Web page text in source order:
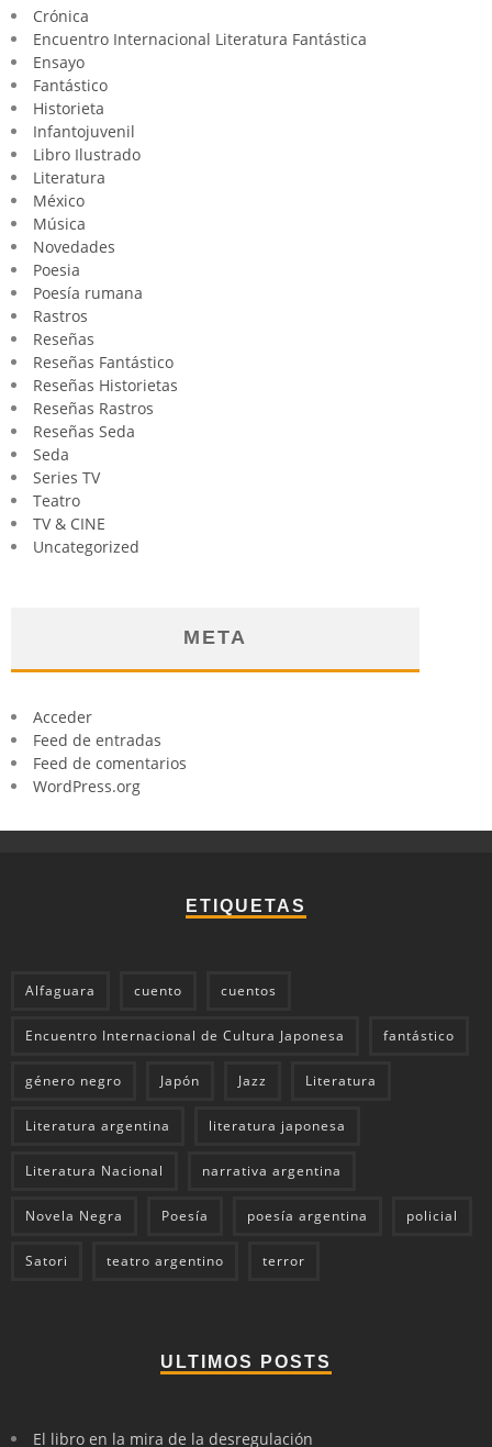
Crónica
Encuentro Internacional Literatura Fantástica
Ensayo
Fantástico
Historieta
Infantojuvenil
Libro Ilustrado
Literatura
México
Música
Novedades
Poesia
Poesía rumana
Rastros
Reseñas
Reseñas Fantástico
Reseñas Historietas
Reseñas Rastros
Reseñas Seda
Seda
Series TV
Teatro
TV & CINE
Uncategorized
META
Acceder
Feed de entradas
Feed de comentarios
WordPress.org
ETIQUETAS
Alfaguara cuento cuentos
Encuentro Internacional de Cultura Japonesa fantástico
género negro Japón Jazz Literatura
Literatura argentina literatura japonesa
Literatura Nacional narrativa argentina
Novela Negra Poesía poesía argentina policial
Satori teatro argentino terror
ULTIMOS POSTS
El libro en la mira de la desregulación